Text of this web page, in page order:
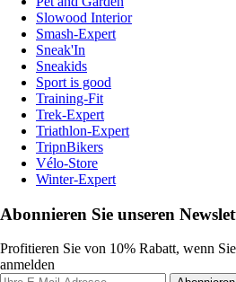
Slowood Interior
Smash-Expert
Sneak'In
Sneakids
Sport is good
Training-Fit
Trek-Expert
Triathlon-Expert
TripnBikers
Vélo-Store
Winter-Expert
Abonnieren Sie unseren
Profitieren Sie von 10% Rabatt, wenn
anmelden